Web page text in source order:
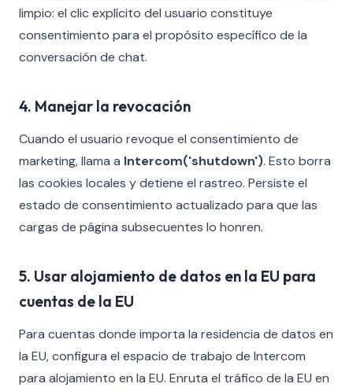
limpio: el clic explícito del usuario constituye
consentimiento para el propósito específico de la
conversación de chat.
4. Manejar la revocación
Cuando el usuario revoque el consentimiento de
marketing, llama a Intercom('shutdown'). Esto borra
las cookies locales y detiene el rastreo. Persiste el
estado de consentimiento actualizado para que las
cargas de página subsecuentes lo honren.
5. Usar alojamiento de datos en la EU para
cuentas de la EU
Para cuentas donde importa la residencia de datos en
la EU, configura el espacio de trabajo de Intercom
para alojamiento en la EU. Enruta el tráfico de la EU en